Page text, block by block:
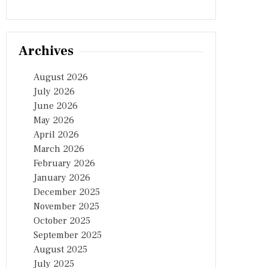
Archives
August 2026
July 2026
June 2026
May 2026
April 2026
March 2026
February 2026
January 2026
December 2025
November 2025
October 2025
September 2025
August 2025
July 2025